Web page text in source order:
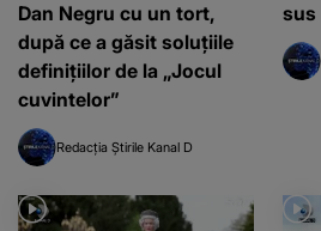
Dan Negru cu un tort,
după ce a găsit soluțiile
definițiilor de la „Jocul
cuvintelor”
Redacția Știrile Kanal D
sus